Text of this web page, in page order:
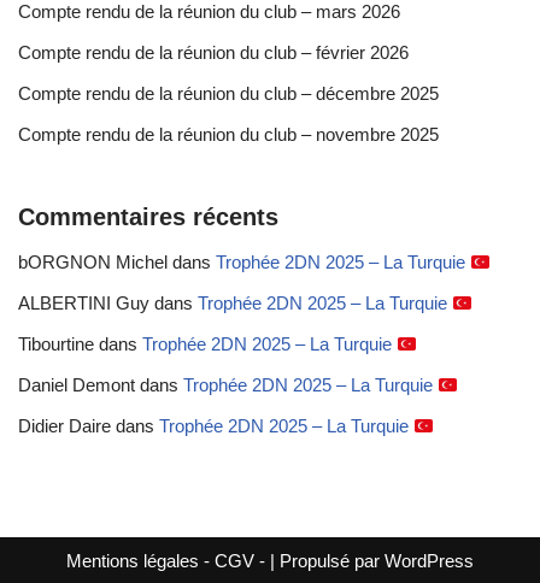
Compte rendu de la réunion du club – mars 2026
Compte rendu de la réunion du club – février 2026
Compte rendu de la réunion du club – décembre 2025
Compte rendu de la réunion du club – novembre 2025
Commentaires récents
bORGNON Michel dans Trophée 2DN 2025 – La Turquie
ALBERTINI Guy dans Trophée 2DN 2025 – La Turquie
Tibourtine dans Trophée 2DN 2025 – La Turquie
Daniel Demont dans Trophée 2DN 2025 – La Turquie
Didier Daire dans Trophée 2DN 2025 – La Turquie
Mentions légales - CGV - | Propulsé par WordPress